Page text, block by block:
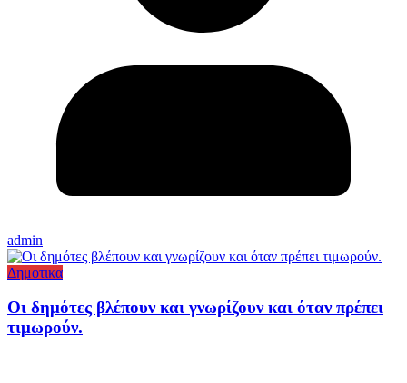
admin
Δημοτικα
Οι δημότες βλέπουν και γνωρίζουν και όταν πρέπει
τιμωρούν.